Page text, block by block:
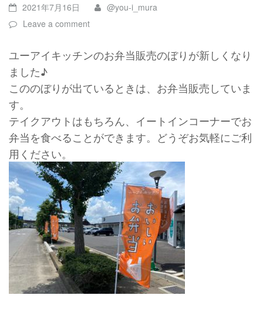
2021年7月16日
@you-i_mura
Leave a comment
ユーアイキッチンのお弁当販売のぼりが新しくなり
ました♪
こののぼりが出ているときは、お弁当販売していま
す。
テイクアウトはもちろん、イートインコーナーでお
弁当を食べることができます。どうぞお気軽にご利
用ください。